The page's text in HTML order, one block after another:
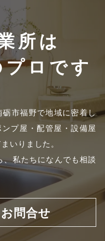
所は
ロです
市福野で地域に密着し
プ屋・配管屋・設備屋
いりました。
、私たちになんでも相談
問合せ